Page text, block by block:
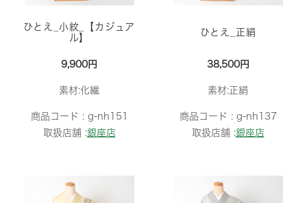
ひとえ_小紋_【カジュア
ル】
9,900円
素材:化繊
商品コード : g-nh151
取扱店舗 :銀座店
ひとえ_正絹
38,500円
素材:正絹
商品コード : g-nh137
取扱店舗 :銀座店